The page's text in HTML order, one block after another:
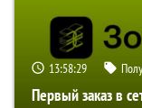
13:58:28
Первый заказ в